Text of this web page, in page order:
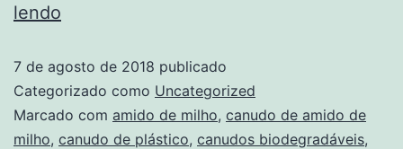
lendo
7 de agosto de 2018 publicado
Categorizado como Uncategorized
Marcado com amido de milho, canudo de amido de
milho, canudo de plástico, canudos biodegradáveis,